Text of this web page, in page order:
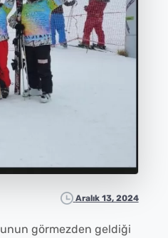
Aralık 13, 2024
görmezden geldiği